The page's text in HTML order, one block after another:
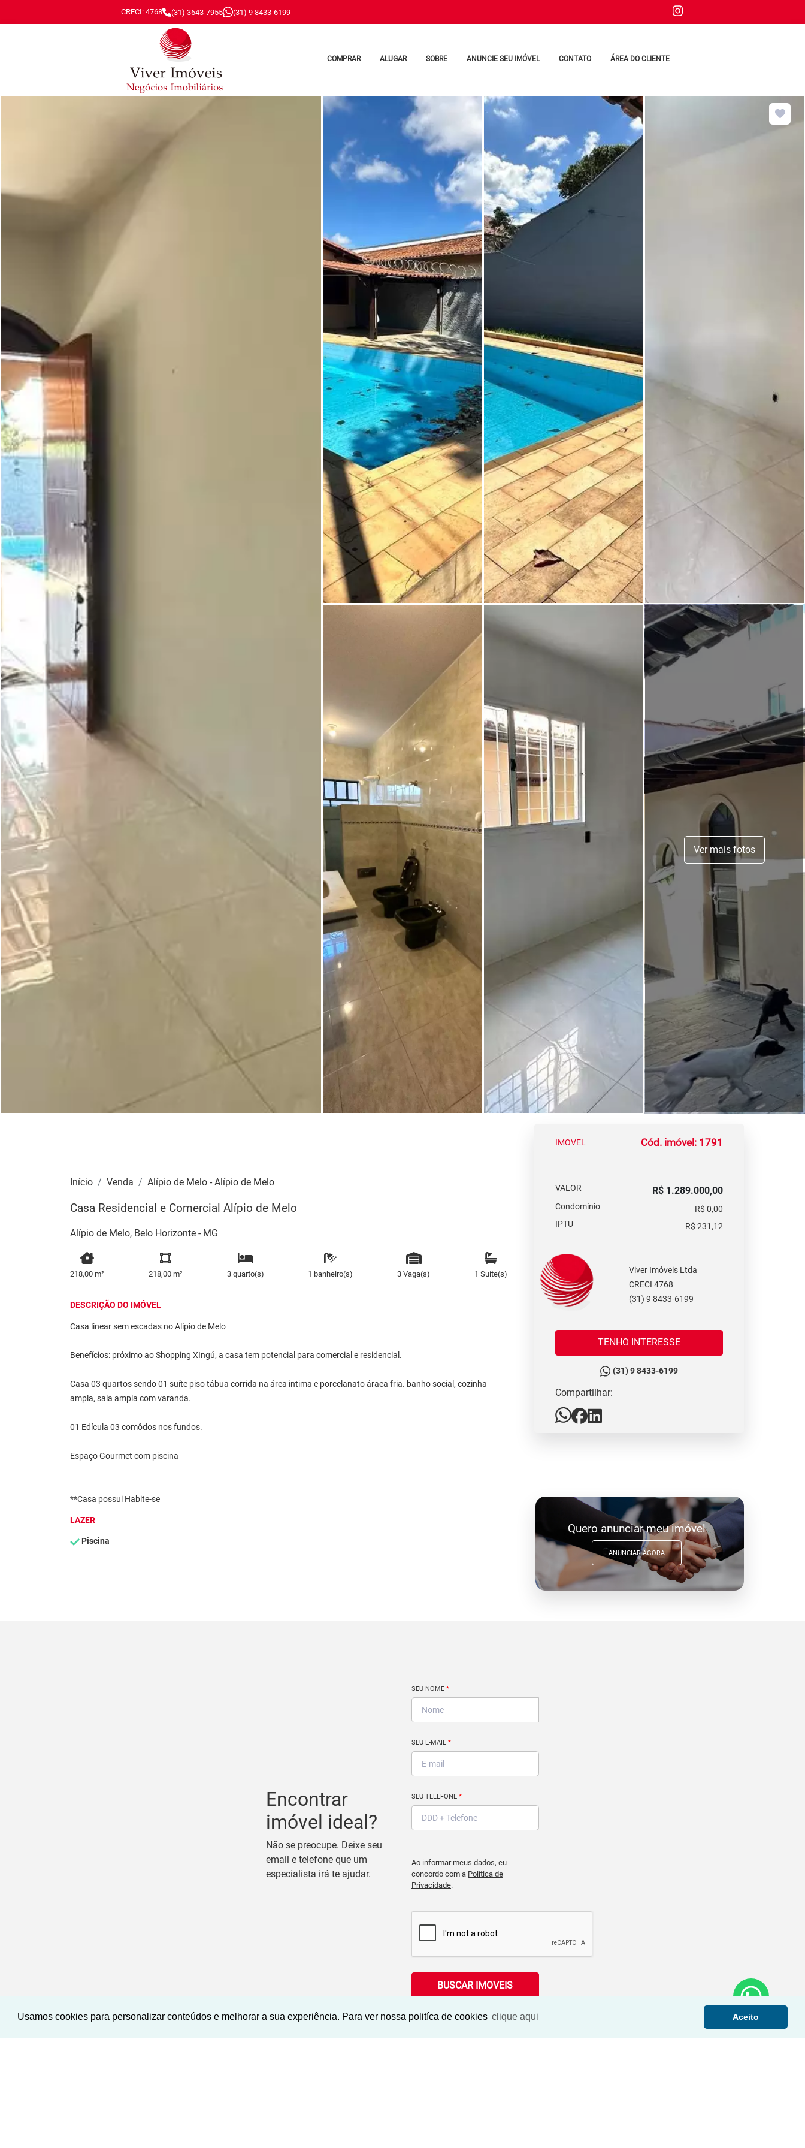
Usamos cookies para personalizar conteúdos e melhorar a sua experiência. Para ver nossa politíca de cookies clique aqui Aceito
CRECI: 4768 (31) 3643-7955 (31) 9 8433-6199
COMPRAR ALUGAR SOBRE ANUNCIE SEU IMÓVEL CONTATO ÁREA DO CLIENTE
Ver mais fotos
Início Venda Alípio de Melo - Alípio de Melo
Casa Residencial e Comercial Alípio de Melo
Alípio de Melo, Belo Horizonte - MG
218,00 m² 218,00 m² 3 quarto(s) 1 banheiro(s) 3 Vaga(s) 1 Suíte(s)
DESCRIÇÃO DO IMÓVEL
Casa linear sem escadas no Alípio de Melo
Benefícios: próximo ao Shopping XIngú, a casa tem potencial para comercial e residencial.
Casa 03 quartos sendo 01 suíte piso tábua corrida na área intima e porcelanato áraea fria. banho social, cozinha
ampla, sala ampla com varanda.
01 Edícula 03 comôdos nos fundos.
Espaço Gourmet com piscina
**Casa possui Habite-se
LAZER
Piscina
IMOVEL Cód. imóvel: 1791
VALOR R$ 1.289.000,00
Condomínio
R$ 0,00
IPTU
R$ 231,12
Viver Imóveis Ltda
CRECI 4768
(31) 9 8433-6199
TENHO INTERESSE
(31) 9 8433-6199
Compartilhar:
Quero anunciar meu imóvel
ANUNCIAR AGORA
Encontrar
imóvel ideal?
Não se preocupe. Deixe seu
email e telefone que um
especialista irá te ajudar.
SEU NOME *
SEU E-MAIL *
SEU TELEFONE *
Ao informar meus dados, eu
concordo com a Política de
Privacidade.
BUSCAR IMOVEIS